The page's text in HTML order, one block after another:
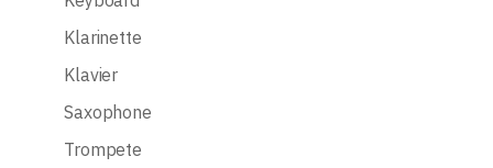
Klarinette
Klavier
Saxophone
Trompete